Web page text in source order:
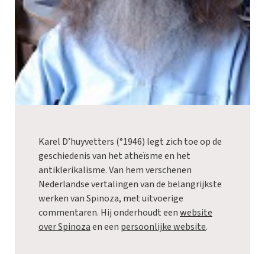
Karel D’huyvetters (°1946) legt zich toe op de
geschiedenis van het atheïsme en het
antiklerikalisme. Van hem verschenen
Nederlandse vertalingen van de belangrijkste
werken van Spinoza, met uitvoerige
commentaren. Hij onderhoudt eenwebsite
over Spinozaen een persoonlijke website.